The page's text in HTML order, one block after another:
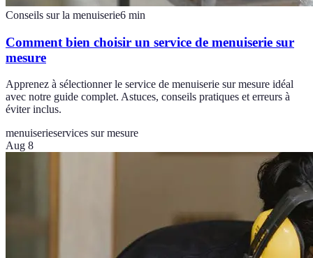
Conseils sur la menuiserie6 min
Comment bien choisir un service de menuiserie sur
mesure
Apprenez à sélectionner le service de menuiserie sur mesure idéal
avec notre guide complet. Astuces, conseils pratiques et erreurs à
éviter inclus.
menuiserieservices sur mesure
Aug 8